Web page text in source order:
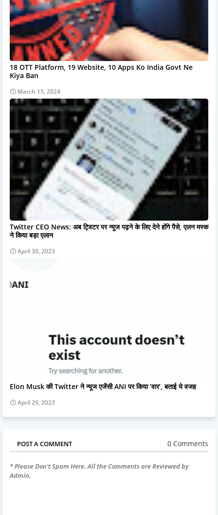
18 OTT Platform, 19 Website, 10 Apps Ko India Govt Ne
Kiya Ban
March 15, 2024
Twitter CEO News: अब ट्विटर पर न्यूज पढ़ने के लिए देने होंगे पैसे, एलन मस्क
ने किया बड़ा एलान
April 30, 2023
Elon Musk की Twitter ने न्यूज एजेंसी ANI पर किया ‘वार’, बताई ये वजह
April 29, 2023
POST A COMMENT 0 Comments
* Please Don't Spam Here. All the Comments are Reviewed by
Admin.